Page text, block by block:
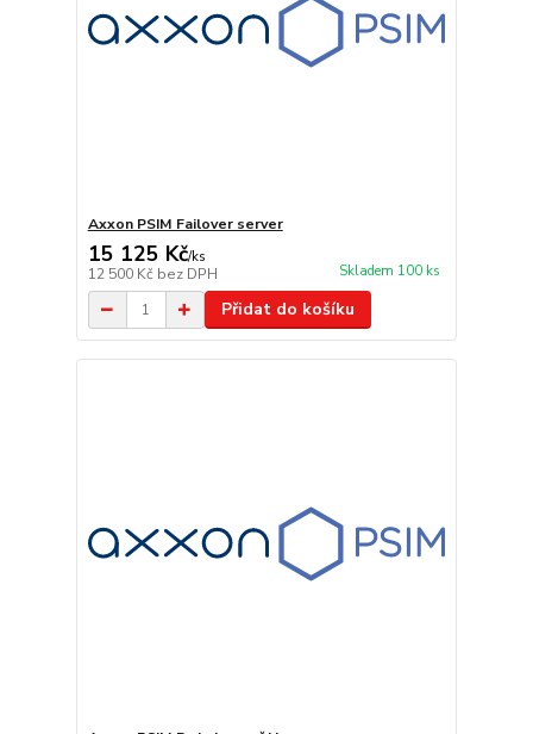
Axxon PSIM Failover server
15 125 Kč/ks
12 500 Kč bez DPH Skladem 100 ks
Přidat do košíku